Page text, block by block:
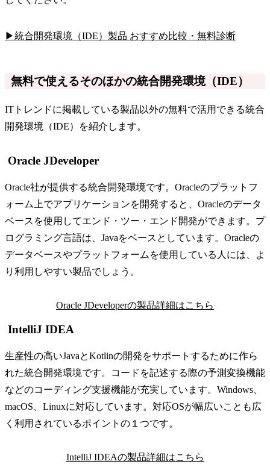
▶統合開発環境（IDE）製品 おすすめ比較・無料診断
無料で使えるそのほかの統合開発環境（IDE）
ITトレンドに掲載している製品以外の無料で活用できる統合
開発環境（IDE）を紹介します。
Oracle JDeveloper
Oracle社が提供する統合開発環境です。Oracleのプラットフ
ォーム上でアプリケーションを開発すると、Oracleのデータ
ベースを使用してエンド・ツー・エンド開発ができます。プ
ログラミング言語は、Javaをベースとしています。Oracleの
データベースやプラットフォームを使用している人には、よ
り利用しやすい製品でしょう。
Oracle JDeveloperの製品詳細はこちら
IntelliJ IDEA
生産性の高いJavaとKotlinの開発をサポートするために作ら
れた統合開発環境です。コードを記述する際の予測変換機能
などのコーディング支援機能が充実しています。Windows、
macOS、Linuxに対応しています。対応OSが幅広いことも広
く利用されているポイントの１つです。
IntelliJ IDEAの製品詳細はこちら